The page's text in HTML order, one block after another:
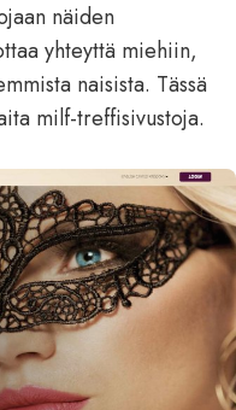
näiden
yhteyttä miehiin,
naisista. Tässä
milf-treffisivustoja.